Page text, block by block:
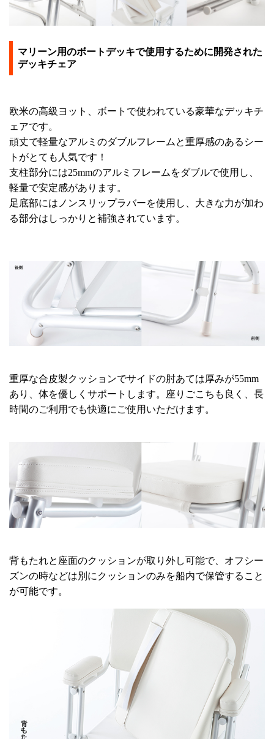
マリーン用のボートデッキで使用するために開発された
デッキチェア
欧米の高級ヨット、ボートで使われている豪華なデッキチ
ェアです。
頑丈で軽量なアルミのダブルフレームと重厚感のあるシー
トがとても人気です！
支柱部分には25mmのアルミフレームをダブルで使用し、
軽量で安定感があります。
足底部にはノンスリップラバーを使用し、大きな力が加わ
る部分はしっかりと補強されています。
重厚な合皮製クッションでサイドの肘あては厚みが55mm
あり、体を優しくサポートします。座りごこちも良く、長
時間のご利用でも快適にご使用いただけます。
背もたれと座面のクッションが取り外し可能で、オフシー
ズンの時などは別にクッションのみを船内で保管すること
が可能です。